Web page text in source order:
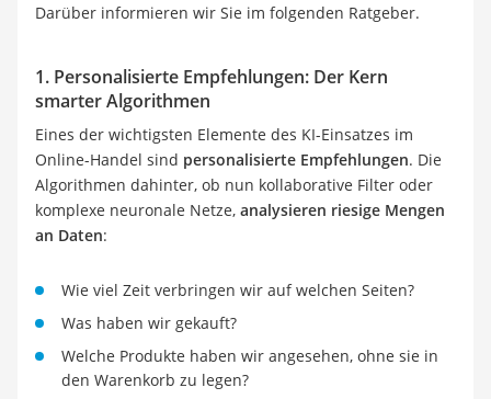
Darüber informieren wir Sie im folgenden Ratgeber.
1. Personalisierte Empfehlungen: Der Kern
smarter Algorithmen
Eines der wichtigsten Elemente des KI-Einsatzes im
Online-Handel sind personalisierte Empfehlungen. Die
Algorithmen dahinter, ob nun kollaborative Filter oder
komplexe neuronale Netze, analysieren riesige Mengen
an Daten:
Wie viel Zeit verbringen wir auf welchen Seiten?
Was haben wir gekauft?
Welche Produkte haben wir angesehen, ohne sie in
den Warenkorb zu legen?